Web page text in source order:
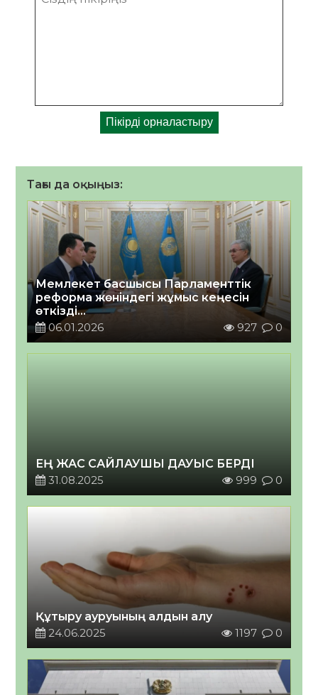
Тағы да оқыңыз:
Мемлекет басшысы Парламенттік
реформа жөніндегі жұмыс кеңесін
өткізді
2026 жылғы 06 қаңтар
06.01.2026 927 0
ЕҢ ЖАС САЙЛАУШЫ ДАУЫС БЕРДІ
31.08.2025
999 0
Құтыру ауруының алдын алу
24.06.2025
1197 0